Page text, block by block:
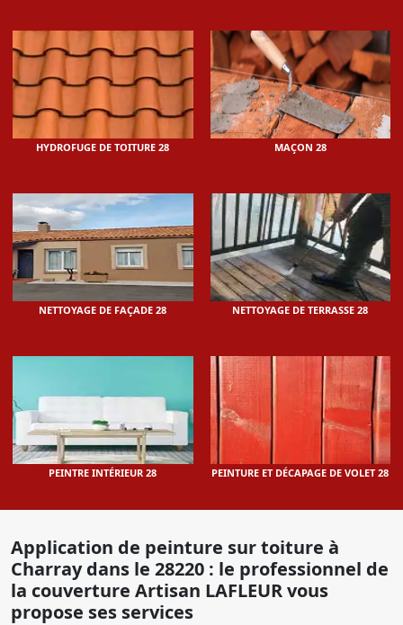
HYDROFUGE DE TOITURE 28 MAÇON 28
NETTOYAGE DE FAÇADE 28 NETTOYAGE DE TERRASSE 28
PEINTRE INTÉRIEUR 28 PEINTURE ET DÉCAPAGE DE VOLET 28
Application de peinture sur toiture à
Charray dans le 28220 : le professionnel de
la couverture Artisan LAFLEUR vous
propose ses services